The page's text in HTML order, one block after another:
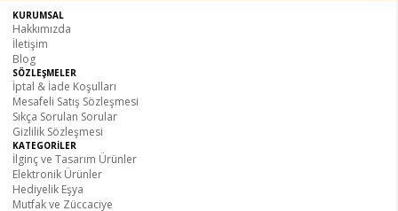
KURUMSAL
Hakkımızda
İletişim
Blog
SÖZLEŞMELER
İptal & İade Koşulları
Mesafeli Satış Sözleşmesi
Sıkça Sorulan Sorular
Gizlilik Sözleşmesi
KATEGORİLER
İlginç ve Tasarım Ürünler
Elektronik Ürünler
Hediyelik Eşya
Mutfak ve Züccaciye